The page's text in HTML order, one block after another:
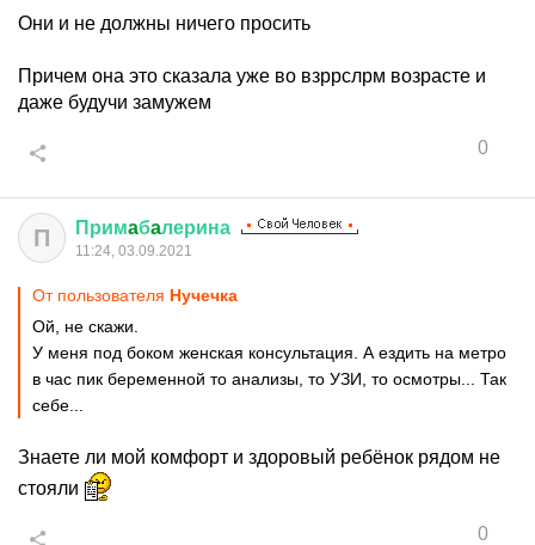
Они и не должны ничего просить
Причем она это сказала уже во взррслрм возрасте и
даже будучи замужем
0
П Примaбaлерина
11:24, 03.09.2021
От пользователя Нучечка
Ой, не скажи.
У меня под боком женская консультация. А ездить на метро
в час пик беременной то анализы, то УЗИ, то осмотры... Так
себе...
Знаете ли мой комфорт и здоровый ребёнок рядом не
стояли
0